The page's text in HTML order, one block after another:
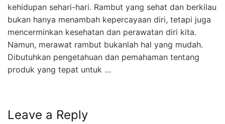
kehidupan sehari-hari. Rambut yang sehat dan berkilau
bukan hanya menambah kepercayaan diri, tetapi juga
mencerminkan kesehatan dan perawatan diri kita.
Namun, merawat rambut bukanlah hal yang mudah.
Dibutuhkan pengetahuan dan pemahaman tentang
produk yang tepat untuk …
Leave a Reply